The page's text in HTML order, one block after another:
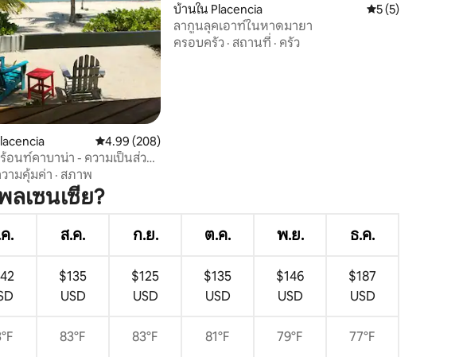
รีวิว
คะแนนเฉลี่ย 4.99 จาก 5, 208 รีวิว
4.99 (208)
อนท์คาบาน่า - ความเป็นส่วน
ามคุ้มค่า · สภาพ
บ้านใน Placencia คะแนนเฉลี่ย 5 จา
5 (5)
ลากูนลุคเอาท์ในหาดมายา
ครอบครัว · สถานที่ · ครัว
ลเซนเซีย?
. ส.ค. ก.ย. ต.ค. พ.ย. ธ.ค.
$135
USD
$125
USD
$135
USD
$146
USD
$187
USD
83°F 83°F 81°F 79°F 77°F